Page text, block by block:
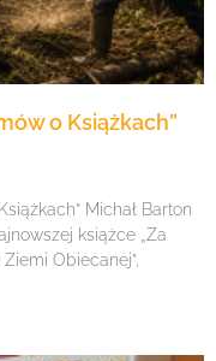
o Książkach”
Michał Barton
książce „Za
Obiecanej”,